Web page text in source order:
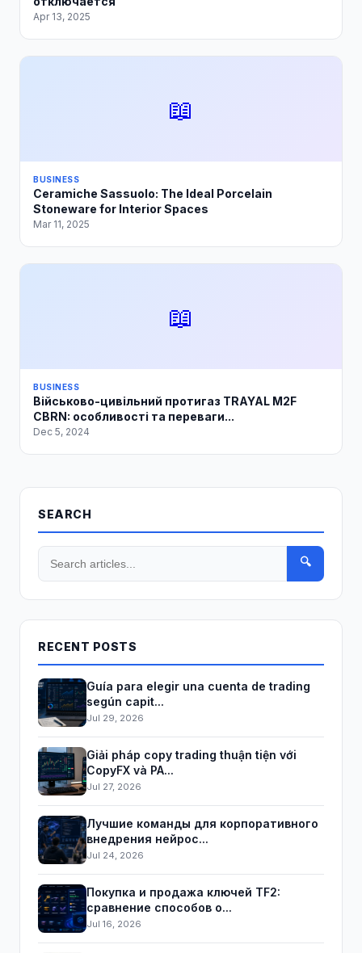
Apr 13, 2025
📖
BUSINESS
Ceramiche Sassuolo: The Ideal Porcelain
Stoneware for Interior Spaces
Mar 11, 2025
📖
BUSINESS
Військово-цивільний протигаз TRAYAL M2F
CBRN: особливості та переваги...
Dec 5, 2024
SEARCH
🔍
RECENT POSTS
Guía para elegir una cuenta de trading
según capit...
Jul 29, 2026
Giải pháp copy trading thuận tiện với
CopyFX và PA...
Jul 27, 2026
Лучшие команды для корпоративного
внедрения нейрос...
Jul 24, 2026
Покупка и продажа ключей TF2:
сравнение способов о...
Jul 16, 2026